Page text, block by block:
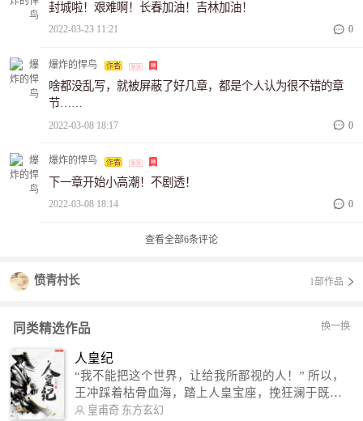
封城啦！艰难啊！长春加油！吉林加油！
2022-03-23 11:21 0
爆炸的悍鸟
啥都没乱写，就被屏蔽了好几章，都是个人认为很不错的章
节……
2022-03-08 18:17 0
爆炸的悍鸟
下一章开始小高潮！不剧透！
2022-03-08 18:14 0
查看全部6条评论
愤青村长 1部作品
同类精选作品 换一换
人皇纪
“我不能把这个世界，让给我所鄙视的人！” 所以，
王冲踩着枯骨血海，踏上人皇宝座，挽狂澜于既
倒，扶大厦之将倾，成就了一段无上的传说！ 微信
皇甫奇 东方玄幻